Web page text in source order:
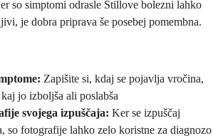
so simptomi odrasle Stillove bolezni lahko
je dobra priprava še posebej pomembna.
Zapišite si, kdaj se pojavlja vročina,
jo izboljša ali poslabša
svojega izpuščaja: Ker se izpuščaj
so fotografije lahko zelo koristne za diagnozo